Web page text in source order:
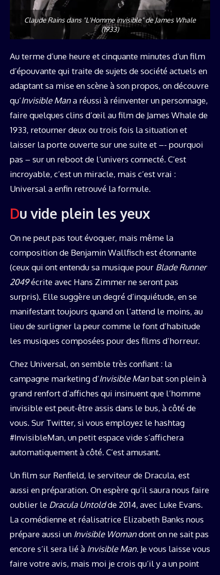
Claude Rains dans "L'Homme invisible" de James Whale
(1933)
Au terme d’une heure et cinquante minutes d’un film
d’épouvante qui traite de sujets de société actuels en
adaptant sa mise en scène à son propos, on découvre
qu’Invisible Mana réussi à réinventer un personnage,
faire quelques clins d’œil au film de James Whale de
1933, retourner deux ou trois fois la situation et
laisser la porte ouverte sur une suite et –- pourquoi
pas – sur un reboot de l’univers connecté. C’est
incroyable, c’est un miracle, mais c’est vrai :
Universal a enfin retrouvé la formule.
Du vide plein les yeux
On ne peut pas tout évoquer, mais même la
composition de Benjamin Wallfisch est étonnante
(ceux qui ont entendu sa musique pour Blade Runner
2049écrite avec Hans Zimmer ne seront pas
surpris). Elle suggère un degré d’inquiétude, en se
manifestant toujours quand on l’attend le moins, au
lieu de surligner la peur comme le font d’habitude
les musiques composées pour des films d’horreur.
Chez Universal, on semble très confiant : la
campagne marketing d’Invisible Manbat son plein à
grand renfort d’affiches qui insinuent que l’homme
invisible est peut-être assis dans le bus, à côté de
vous. Sur Twitter, si vous employez le hashtag
#InvisibleMan, un petit espace vide s’affichera
automatiquement à côté. C’est amusant.
Un film sur Renfield, le serviteur de Dracula, est
aussi en préparation. On espère qu’il saura nous faire
oublier le Dracula Untoldde 2014, avec Luke Evans.
La comédienne et réalisatrice Elizabeth Banks nous
prépare aussi un Invisible Womandont on ne sait pas
encore s’il sera lié à Invisible Man. Je vous laisse vous
faire votre avis, mais moi je crois qu’il y a un point